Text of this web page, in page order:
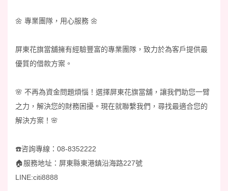
🌼 專業團隊，用心服務 🌼
屏東花旗當舖擁有經驗豐富的專業團隊，致力於為客戶提供最
優質的借款方案。
🌸 不再為資金問題煩惱！選擇屏東花旗當舖，讓我們助您一臂
之力，解決您的財務困擾。現在就聯繫我們，尋找最適合您的
解決方案！🌸
☎️咨詢專線：08-8352222
🏠️服務地址：屏東縣東港鎮沿海路227號
LINE:citi8888